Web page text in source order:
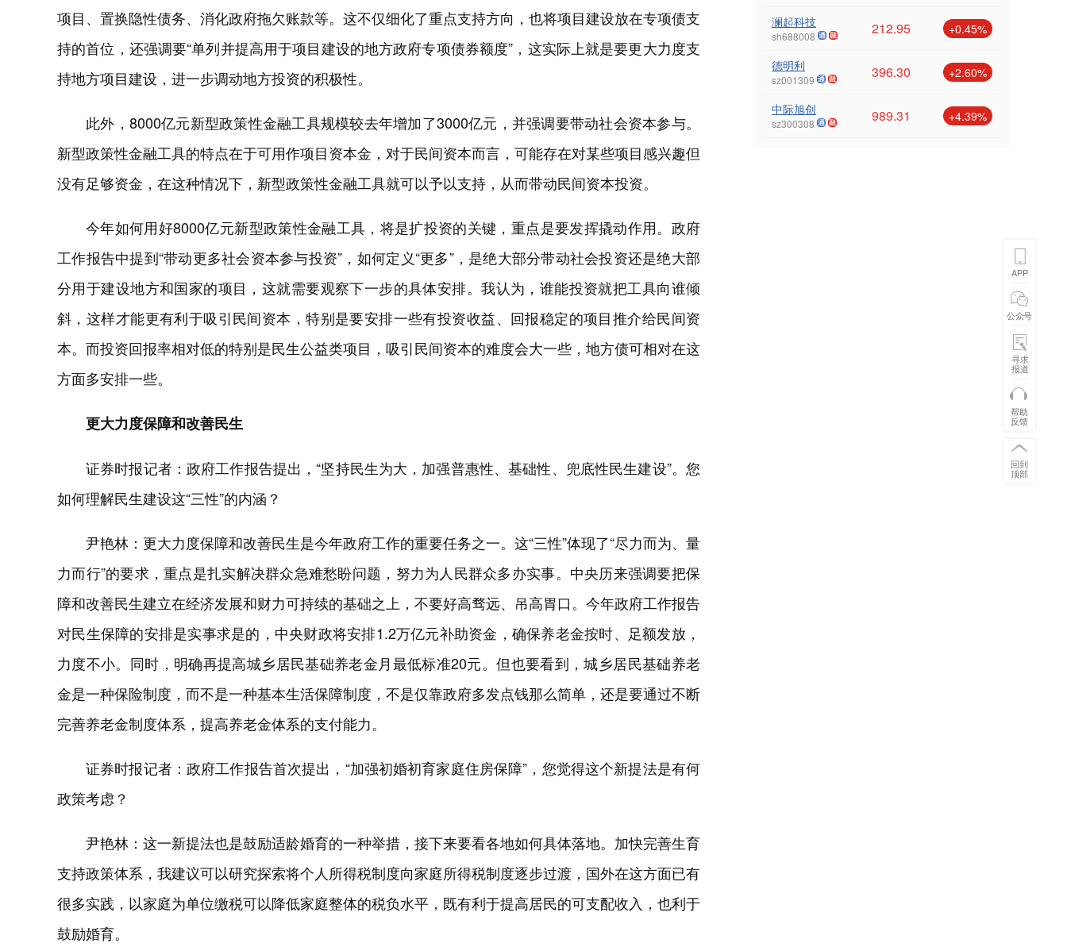
项目、置换隐性债务、消化政府拖欠账款等。这不仅细化了重点支持方向，也将项目建设放在专项债支
持的首位，还强调要“单列并提高用于项目建设的地方政府专项债券额度”，这实际上就是要更大力度支
持地方项目建设，进一步调动地方投资的积极性。
此外，8000亿元新型政策性金融工具规模较去年增加了3000亿元，并强调要带动社会资本参与。
新型政策性金融工具的特点在于可用作项目资本金，对于民间资本而言，可能存在对某些项目感兴趣但
没有足够资金，在这种情况下，新型政策性金融工具就可以予以支持，从而带动民间资本投资。
今年如何用好8000亿元新型政策性金融工具，将是扩投资的关键，重点是要发挥撬动作用。政府
工作报告中提到“带动更多社会资本参与投资”，如何定义“更多”，是绝大部分带动社会投资还是绝大部
分用于建设地方和国家的项目，这就需要观察下一步的具体安排。我认为，谁能投资就把工具向谁倾
斜，这样才能更有利于吸引民间资本，特别是要安排一些有投资收益、回报稳定的项目推介给民间资
本。而投资回报率相对低的特别是民生公益类项目，吸引民间资本的难度会大一些，地方债可相对在这
方面多安排一些。
更大力度保障和改善民生
证券时报记者：政府工作报告提出，“坚持民生为大，加强普惠性、基础性、兜底性民生建设”。您
如何理解民生建设这“三性”的内涵？
尹艳林：更大力度保障和改善民生是今年政府工作的重要任务之一。这“三性”体现了“尽力而为、量
力而行”的要求，重点是扎实解决群众急难愁盼问题，努力为人民群众多办实事。中央历来强调要把保
障和改善民生建立在经济发展和财力可持续的基础之上，不要好高骛远、吊高胃口。今年政府工作报告
对民生保障的安排是实事求是的，中央财政将安排1.2万亿元补助资金，确保养老金按时、足额发放，
力度不小。同时，明确再提高城乡居民基础养老金月最低标准20元。但也要看到，城乡居民基础养老
金是一种保险制度，而不是一种基本生活保障制度，不是仅靠政府多发点钱那么简单，还是要通过不断
完善养老金制度体系，提高养老金体系的支付能力。
证券时报记者：政府工作报告首次提出，“加强初婚初育家庭住房保障”，您觉得这个新提法是有何
政策考虑？
尹艳林：这一新提法也是鼓励适龄婚育的一种举措，接下来要看各地如何具体落地。加快完善生育
支持政策体系，我建议可以研究探索将个人所得税制度向家庭所得税制度逐步过渡，国外在这方面已有
很多实践，以家庭为单位缴税可以降低家庭整体的税负水平，既有利于提高居民的可支配收入，也利于
鼓励婚育。
澜起科技
sh688008 212.95 +0.45%
德明利
sz001309 396.30 +2.60%
中际旭创
sz300308 989.31 +4.39%
APP
公众号
寻求
报道
帮助
反馈
回到
顶部